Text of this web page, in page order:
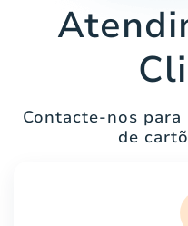
Contacte-nos
de